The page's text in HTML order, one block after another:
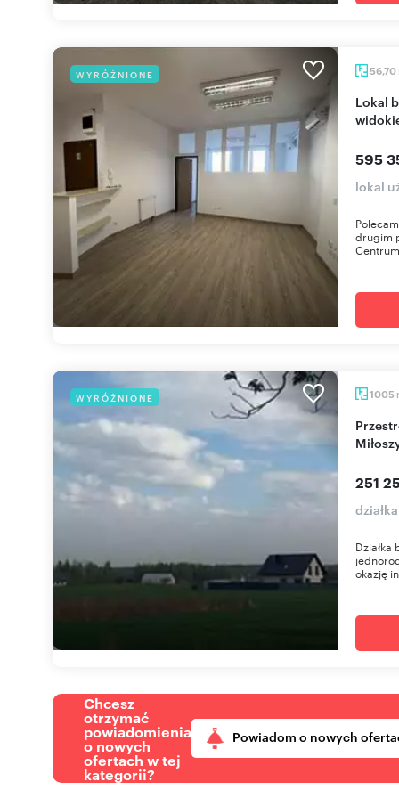
WYRÓŻNIONE 56,70
Lokal biurowy z klimatyzacją i zielonym
595
lokal
drugim
WYRÓŻNIONE 1005
Przestronna działka 1005 m² w leśnym otoczeniu
251
okazję
Chcesz
otrzymać
powiadomienia
o nowych
ofertach w tej
kategorii?
Powiadom o nowych